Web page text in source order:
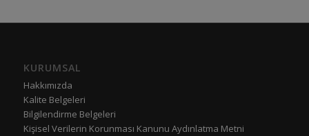
KURUMSAL
Hakkımızda
Kalite Belgeleri
Bilgilendirme Belgeleri
Kişisel Verilerin Korunması Kanunu Aydınlatma Metni